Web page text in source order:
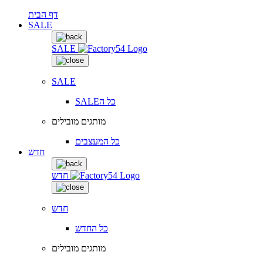
דף הבית
SALE
SALE
SALE
SALEכל ה
מותגים מובילים
כל המעצבים
חדש
חדש
חדש
כל החדש
מותגים מובילים